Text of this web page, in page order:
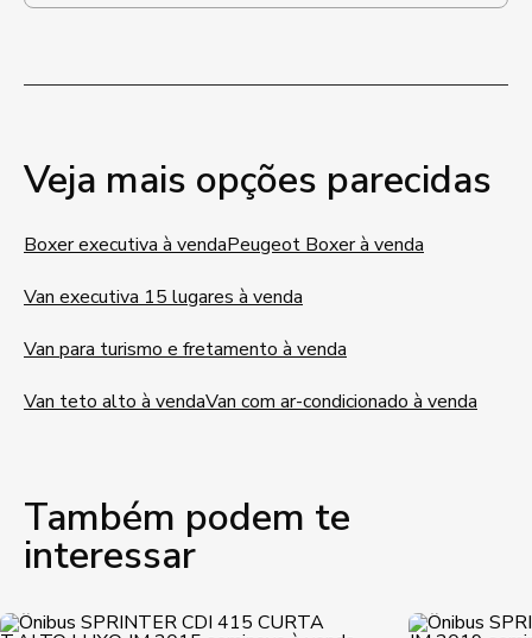
Veja mais opções parecidas
Boxer executiva à vendaPeugeot Boxer à venda
Van executiva 15 lugares à venda
Van para turismo e fretamento à venda
Van teto alto à vendaVan com ar-condicionado à venda
Também podem te
interessar